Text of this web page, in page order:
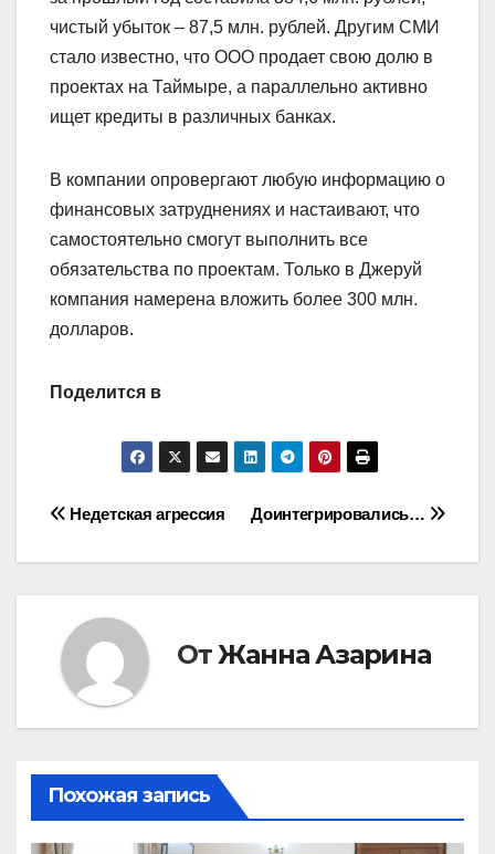
чистый убыток – 87,5 млн. рублей. Другим СМИ
стало известно, что ООО продает свою долю в
проектах на Таймыре, а параллельно активно
ищет кредиты в различных банках.
В компании опровергают любую информацию о
финансовых затруднениях и настаивают, что
самостоятельно смогут выполнить все
обязательства по проектам. Только в Джеруй
компания намерена вложить более 300 млн.
долларов.
Поделится в
Навигация
по
записям
Доинтегрировались…
Недетская агрессия
От Жанна Азарина
Похожая запись